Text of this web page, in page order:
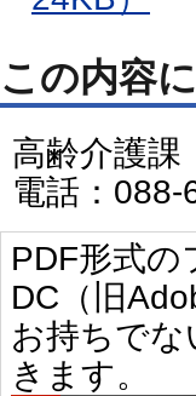
この内容
高齢介護
電話：088-
PDF形式の
DC（旧
お持ちで
きます。